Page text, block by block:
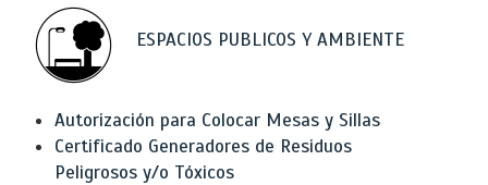
ESPACIOS PUBLICOS Y AMBIENTE
Autorización para Colocar Mesas y Sillas
Certificado Generadores de Residuos
Peligrosos y/o Tóxicos